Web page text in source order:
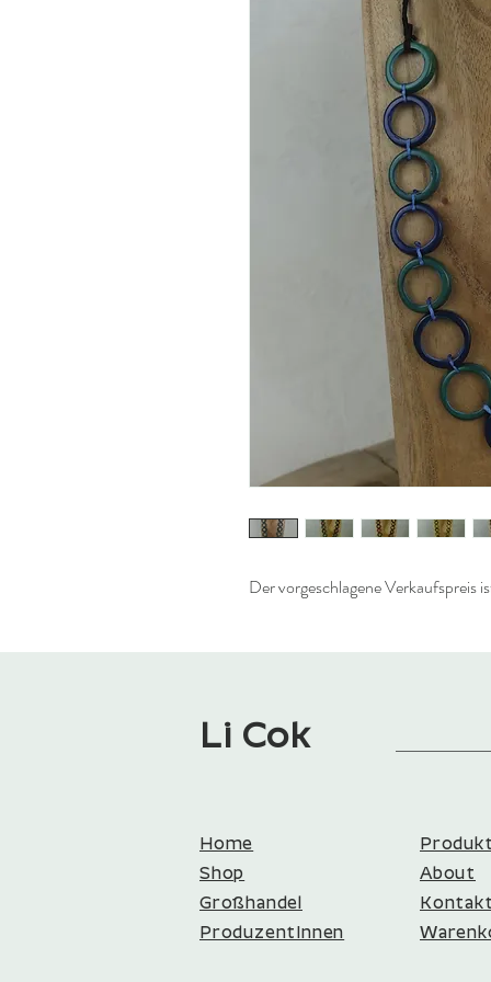
Der vorgeschlagene Verkaufspreis
Li Cok
Home
Shop
Großhandel
ProduzentInnen​​
About
Kontakt​​